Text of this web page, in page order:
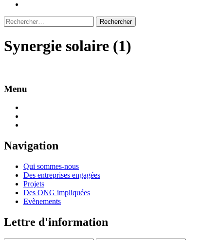
Rechercher :
Synergie solaire (1)
Menu
Navigation
Qui sommes-nous
Des entreprises engagées
Projets
Des ONG impliquées
Evènements
Lettre d'information